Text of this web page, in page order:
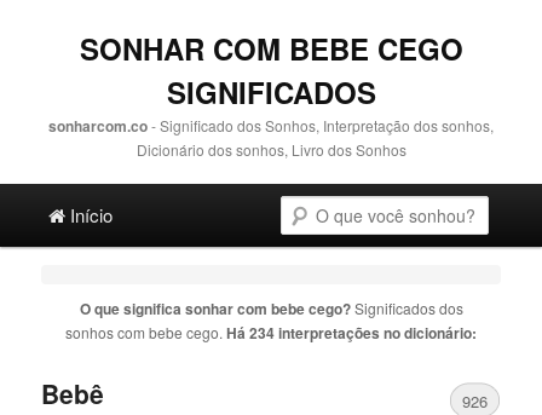
SONHAR COM BEBE CEGO
SIGNIFICADOS
sonharcom.co- Significado dos Sonhos, Interpretação dos sonhos,
Dicionário dos sonhos, Livro dos Sonhos
Ir para o conteúdo principal
Ir para o conteúdo secundário
Início
O que significa sonhar com bebe cego?Significados dos
sonhos com bebe cego. Há 234 interpretações no dicionário:
Bebê
926